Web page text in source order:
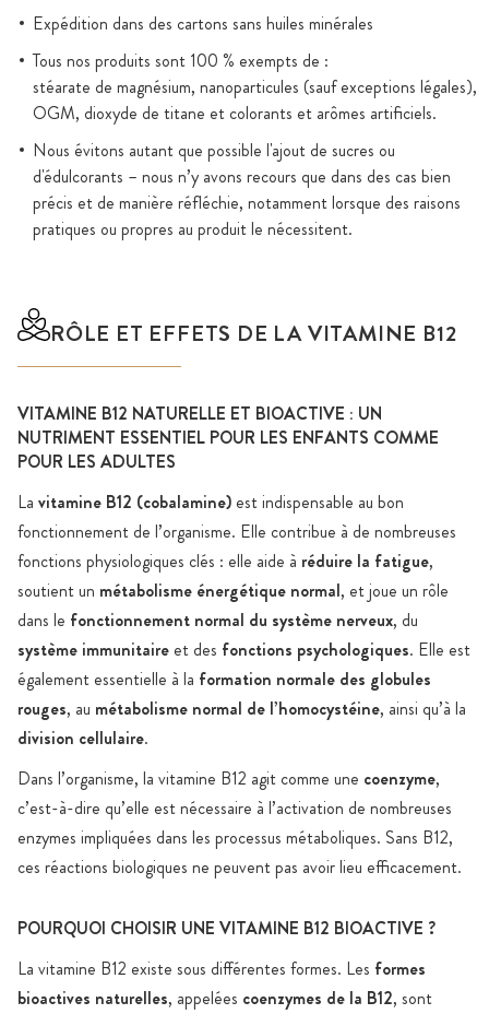
Expédition dans des cartons sans huiles minérales
Tous nos produits sont 100 % exempts de :
stéarate de magnésium, nanoparticules (sauf exceptions légales),
OGM, dioxyde de titane et colorants et arômes artificiels.
Nous évitons autant que possible l'ajout de sucres ou
d'édulcorants – nous n’y avons recours que dans des cas bien
précis et de manière réfléchie, notamment lorsque des raisons
pratiques ou propres au produit le nécessitent.
RÔLE ET EFFETS DE LA VITAMINE B12
VITAMINE B12 NATURELLE ET BIOACTIVE : UN
NUTRIMENT ESSENTIEL POUR LES ENFANTS COMME
POUR LES ADULTES
La vitamine B12 (cobalamine) est indispensable au bon
fonctionnement de l’organisme. Elle contribue à de nombreuses
fonctions physiologiques clés : elle aide à réduire la fatigue,
soutient un métabolisme énergétique normal, et joue un rôle
dans le fonctionnement normal du système nerveux, du
système immunitaire et des fonctions psychologiques. Elle est
également essentielle à la formation normale des globules
rouges, au métabolisme normal de l’homocystéine, ainsi qu’à la
division cellulaire.
Dans l’organisme, la vitamine B12 agit comme une coenzyme,
c’est-à-dire qu’elle est nécessaire à l’activation de nombreuses
enzymes impliquées dans les processus métaboliques. Sans B12,
ces réactions biologiques ne peuvent pas avoir lieu efficacement.
POURQUOI CHOISIR UNE VITAMINE B12 BIOACTIVE ?
La vitamine B12 existe sous différentes formes. Les formes
bioactives naturelles, appelées coenzymes de la B12, sont